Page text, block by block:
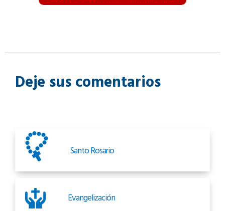
Deje sus comentarios
Santo Rosario
Evangelización